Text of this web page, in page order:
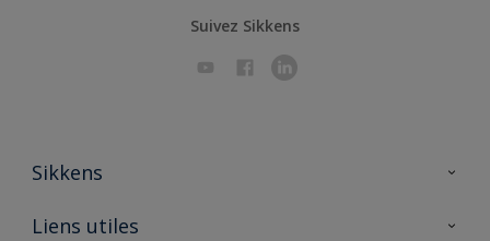
Suivez Sikkens
Sikkens
A propos de Sikkens
Liens utiles